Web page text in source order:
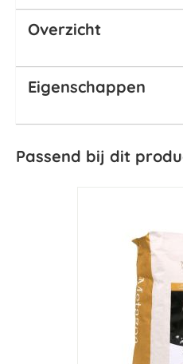
Overzicht
Eigenschappen
Passend bij dit